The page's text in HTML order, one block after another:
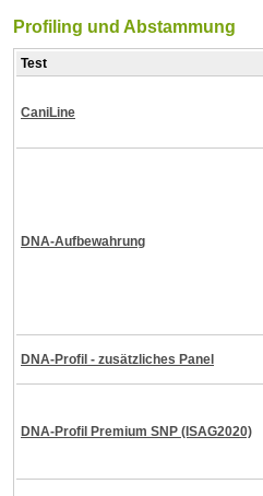
Profiling und Abstammung
Test
CaniLine
DNA-Aufbewahrung
DNA-Profil - zusätzliches Panel
DNA-Profil Premium SNP (ISAG2020)